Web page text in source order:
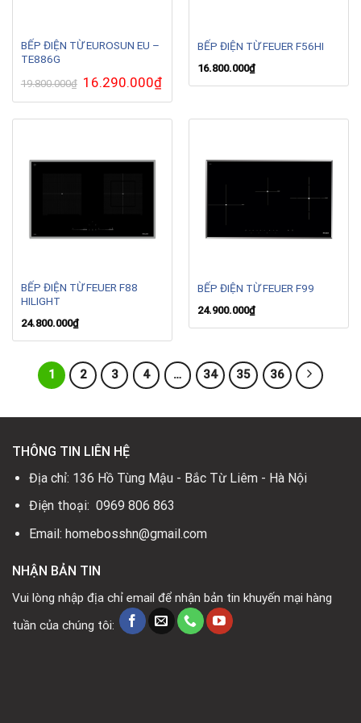
BẾP ĐIỆN TỪ EUROSUN EU –
TE886G
19.800.000₫ Giá
gốc
là:
16.290.000₫Giá
hiện
tại
16.290.000₫.
BẾP ĐIỆN TỪ FEUER F56HI
16.800.000₫
BẾP ĐIỆN TỪ FEUER F88
HILIGHT
24.800.000₫
BẾP ĐIỆN TỪ FEUER F99
24.900.000₫
1 2 3 4 … 34 35 36
THÔNG TIN LIÊN HỆ
Địa chỉ: 136 Hồ Tùng Mậu - Bắc Từ Liêm - Hà Nội
Điện thoại: 0969 806 863
Email: homebosshn@gmail.com
NHẬN BẢN TIN
Vui lòng nhập địa chỉ email để nhận bản tin khuyến mại hàng
tuần của chúng tôi: